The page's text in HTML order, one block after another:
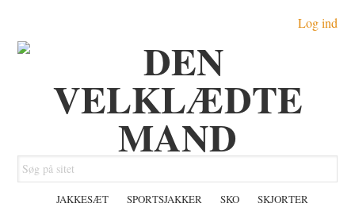
indhold
Log ind
Søg
på
JAKKESÆT SPORTSJAKKER SKO SKJORTER